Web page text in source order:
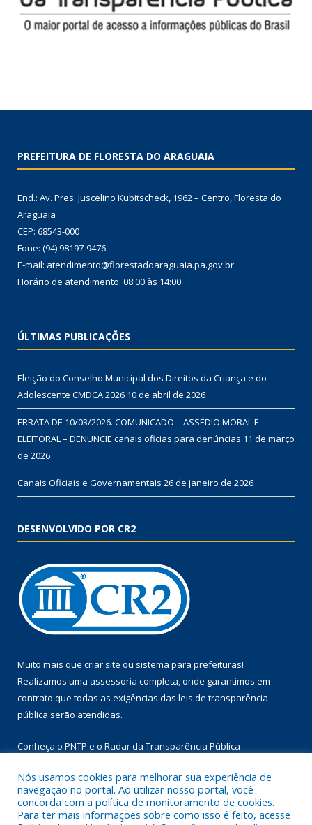
PREFEITURA DE FLORESTA DO ARAGUAIA
End.: Av. Pres. Juscelino Kubitscheck, 1962 – Centro, Floresta do
Araguaia
CEP: 68543-000
Fone: (94) 98197-9476
E-mail: atendimento@florestadoaraguaia.pa.gov.br
Horário de atendimento: 08:00 às 14:00
ÚLTIMAS PUBLICAÇÕES
Eleição do Conselho Municipal dos Direitos da Criança e do
Adolescente CMDCA 2026 10 de abril de 2026
ERRATA DE 10/03/2026. COMUNICADO – ASSÉDIO MORAL E
ELEITORAL – DENUNCIE canais oficias para denúncias 11 de março
de 2026
Canais Oficiais e Governamentais 26 de janeiro de 2026
DESENVOLVIDO POR CR2
Muito mais que criar site ou sistema para prefeituras!
Realizamos uma assessoria completa, onde garantimos em
contrato que todas as exigências das leis de transparência
pública serão atendidas.
Conheça o PNTP e o Radar da Transparência Pública
Todos os direitos reservados a Prefeitura Municipal de Floresta
Nós usamos cookies para melhorar sua experiência de
navegação no portal. Ao utilizar nosso portal, você
concorda com a política de monitoramento de cookies.
Para ter mais informações sobre como isso é feito, acesse